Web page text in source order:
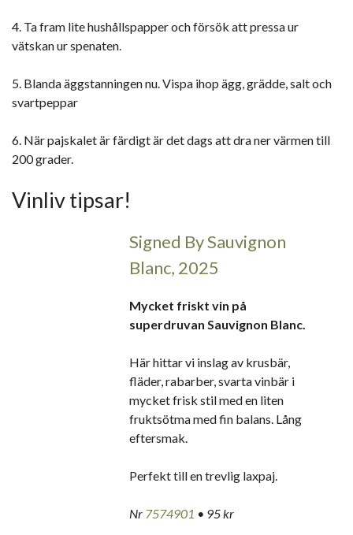
4. Ta fram lite hushållspapper och försök att pressa ur
vätskan ur spenaten.
5. Blanda äggstanningen nu. Vispa ihop ägg, grädde, salt och
svartpeppar
6. När pajskalet är färdigt är det dags att dra ner värmen till
200 grader.
Vinliv tipsar!
Signed By Sauvignon
Blanc, 2025
Mycket friskt vin på
superdruvan Sauvignon Blanc.
Här hittar vi inslag av krusbär,
fläder, rabarber, svarta vinbär i
mycket frisk stil med en liten
fruktsötma med fin balans. Lång
eftersmak.
Perfekt till en trevlig laxpaj.
Nr 7574901 • 95 kr